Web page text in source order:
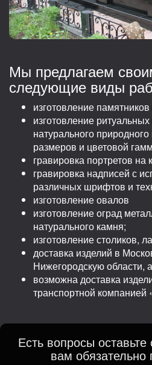
Мы предлагаем
следующие виды
изготовление
изготовление
натурального
размеров и цветовой
гравировка портретов на
гравировка надписей с
различных шрифтов и
изготовление овалов
изготовление оград
натурального камня;
изготовление столиков,
доставка изделий в
Нижегородскую области,
возможна доставка
транспортной
Есть вопросы
вам обязательно